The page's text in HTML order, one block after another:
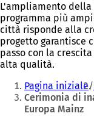
L'ampliamento della
programma più
città risponde alla
progetto garantisce
passo con la
alta qualità.
Siete
qui:
Pagina iniziale
Cerimonia di
Europa Mainz